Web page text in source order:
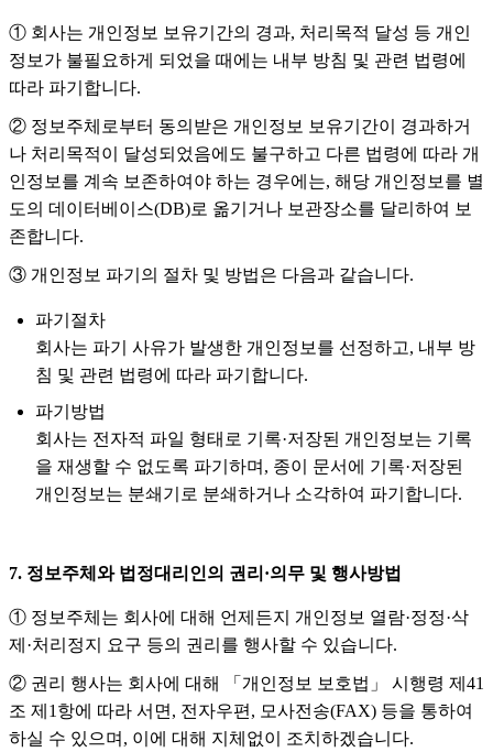
① 회사는 개인정보 보유기간의 경과, 처리목적 달성 등 개인
정보가 불필요하게 되었을 때에는 내부 방침 및 관련 법령에
따라 파기합니다.
② 정보주체로부터 동의받은 개인정보 보유기간이 경과하거
나 처리목적이 달성되었음에도 불구하고 다른 법령에 따라 개
인정보를 계속 보존하여야 하는 경우에는, 해당 개인정보를 별
도의 데이터베이스(DB)로 옮기거나 보관장소를 달리하여 보
존합니다.
③ 개인정보 파기의 절차 및 방법은 다음과 같습니다.
파기절차
회사는 파기 사유가 발생한 개인정보를 선정하고, 내부 방
침 및 관련 법령에 따라 파기합니다.
파기방법
회사는 전자적 파일 형태로 기록·저장된 개인정보는 기록
을 재생할 수 없도록 파기하며, 종이 문서에 기록·저장된
개인정보는 분쇄기로 분쇄하거나 소각하여 파기합니다.
7. 정보주체와 법정대리인의 권리·의무 및 행사방법
① 정보주체는 회사에 대해 언제든지 개인정보 열람·정정·삭
제·처리정지 요구 등의 권리를 행사할 수 있습니다.
② 권리 행사는 회사에 대해 「개인정보 보호법」 시행령 제41
조 제1항에 따라 서면, 전자우편, 모사전송(FAX) 등을 통하여
하실 수 있으며, 이에 대해 지체없이 조치하겠습니다.